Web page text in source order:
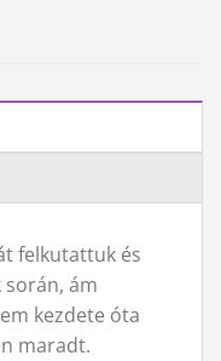
felkutattuk és
során, ám
kezdete óta
maradt.